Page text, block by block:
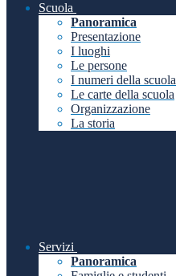
Scuola
Panoramica
Presentazione
I luoghi
Le persone
I numeri della scuola
Le carte della scuola
Organizzazione
La storia
Servizi
Panoramica